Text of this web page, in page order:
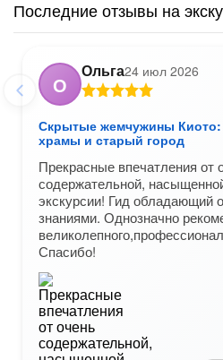
Последние отзывы на
О
Ольга24 июл 2026
Скрытые жемчужины Киото:
храмы и старый город
Прекрасные впечатления от
содержательной,
экскурсии! Гид обладающий
знаниями. Однозначно
Спасибо!